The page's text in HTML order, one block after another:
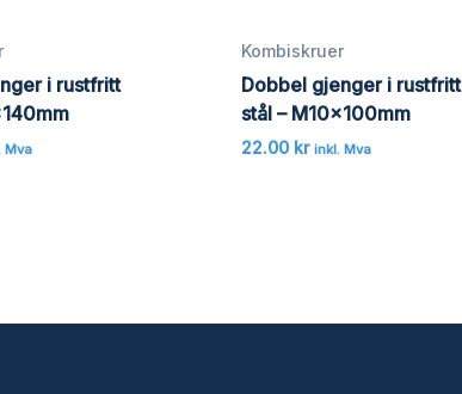
i rustfritt
Mva
Kombiskruer
Dobbel gjenger i rustfritt
stål – M10x100mm
22.00 kr inkl. Mva